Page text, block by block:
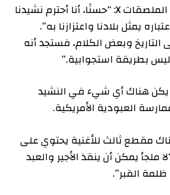
رد كوهين على أحد الملصقات X: “حسنًا، أنا أحترم نشيدنا
يمثل بلادنا واعتزازنا به”.
التاريخ وبعض الكلام، فستجد أنه
بطريقة استجوابية.”
هناك أي شيء في النشيد
العبودية الأمريكية.
مقطع ثالث للأغنية يحتوي على
ملجأ يمكن أن ينقذ الأجير والعبد
القبر”.